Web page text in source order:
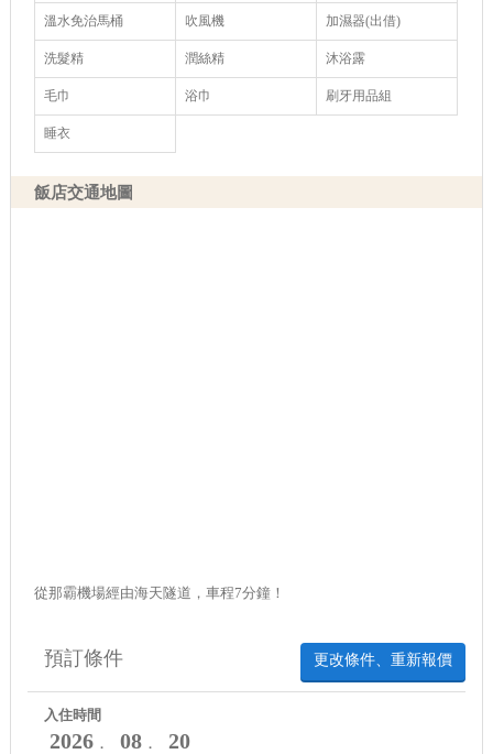
溫水免治馬桶 吹風機 加濕器(出借)
洗髮精 潤絲精 沐浴露
毛巾 浴巾 刷牙用品組
睡衣
飯店交通地圖
從那霸機場經由海天隧道，車程7分鐘！
更改條件、重新報價
預訂條件
入住時間
2026． 08． 20